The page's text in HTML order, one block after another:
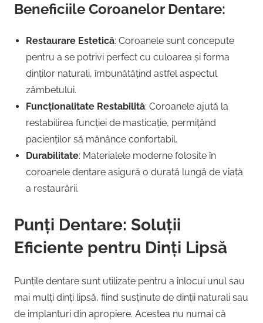
Beneficiile Coroanelor Dentare:
Restaurare Estetică: Coroanele sunt concepute
pentru a se potrivi perfect cu culoarea și forma
dinților naturali, îmbunătățind astfel aspectul
zâmbetului.
Funcționalitate Restabilită: Coroanele ajută la
restabilirea funcției de masticație, permițând
pacienților să mănânce confortabil.
Durabilitate: Materialele moderne folosite în
coroanele dentare asigură o durată lungă de viață
a restaurării.
Punți Dentare: Soluții
Eficiente pentru Dinți Lipsă
Punțile dentare sunt utilizate pentru a înlocui unul sau
mai mulți dinți lipsă, fiind susținute de dinții naturali sau
de implanturi din apropiere. Acestea nu numai că